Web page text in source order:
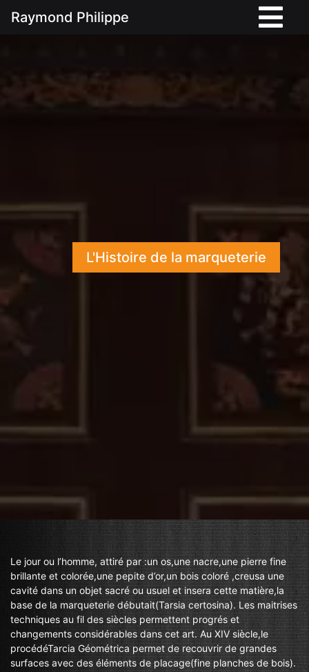
Raymond Philippe
L'Histoire de la marqueterie
Le jour ou l’homme, attiré par :un os,une nacre,une pierre fine
brillante et colorée,une pepite d’or,un bois coloré ,creusa une
cavité dans un objet sacré ou usuel et insera cette matière,la
base de la marqueterie débutait(Tarsia certosina). Les maitrises
techniques au fil des siècles permettent progrés et
changements considérables dans cet art. Au XIV siècle,le
procédéTarcia Géométrica permet de recouvrir de grandes
surfaces avec des éléments de placage(fine planches de bois).